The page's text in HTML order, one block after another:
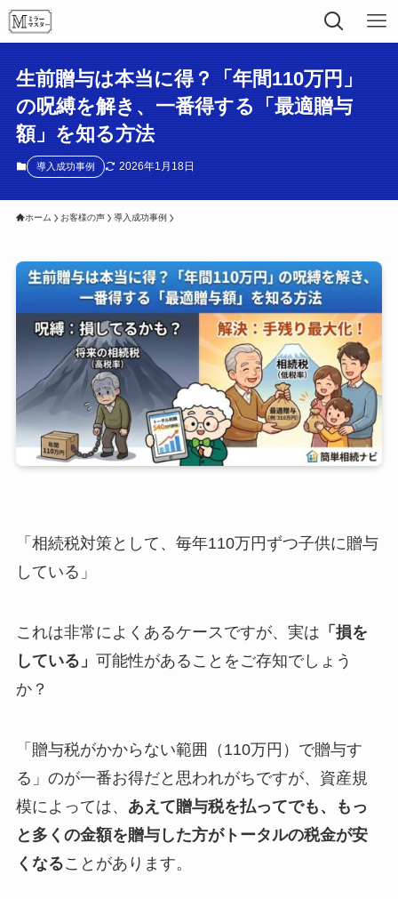
生前贈与は本当に得？「年間110万円」
の呪縛を解き、一番得する「最適贈与
額」を知る方法
導入成功事例 2026年1月18日
ホーム お客様の声 導入成功事例
「相続税対策として、毎年110万円ずつ子供に贈与
している」
これは非常によくあるケースですが、実は 「損を
している」 可能性があることをご存知でしょう
か？
「贈与税がかからない範囲（110万円）で贈与す
る」のが一番お得だと思われがちですが、資産規
模によっては、 あえて贈与税を払ってでも、もっ
と多くの金額を贈与した方がトータルの税金が安
くなることがあります。